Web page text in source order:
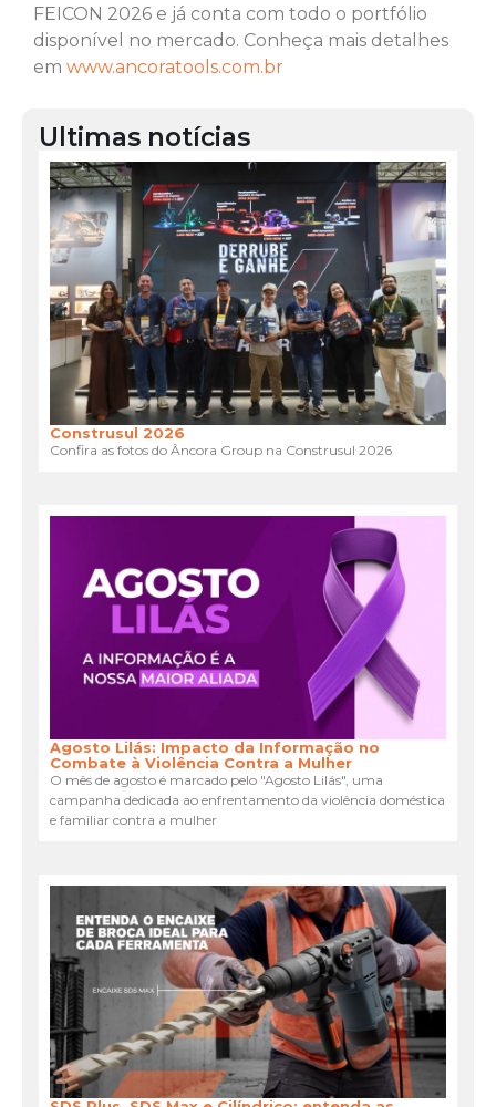
FEICON 2026 e já conta com todo o portfólio
disponível no mercado. Conheça mais detalhes
em www.ancoratools.com.br
Ultimas notícias
Construsul 2026
Confira as fotos do Âncora Group na Construsul 2026
Agosto Lilás: Impacto da Informação no
Combate à Violência Contra a Mulher
O mês de agosto é marcado pelo "Agosto Lilás", uma
campanha dedicada ao enfrentamento da violência doméstica
e familiar contra a mulher